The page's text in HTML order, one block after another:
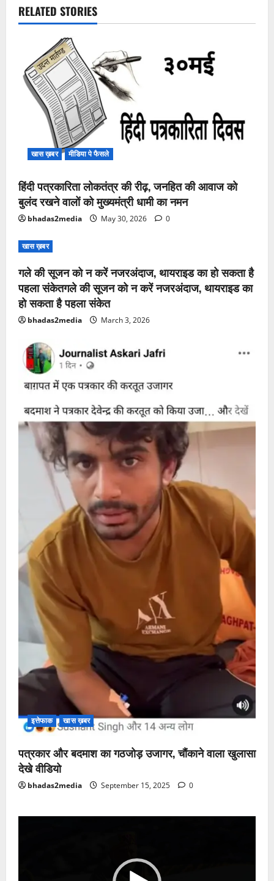
RELATED STORIES
खास ख़बर मीडिया पे फैसले
हिंदी पत्रकारिता लोकतंत्र की रीढ़, जनहित की आवाज को
बुलंद रखने वालों को मुख्यमंत्री धामी का नमन
bhadas2media May 30, 2026 0
खास ख़बर
गले की सूजन को न करें नजरअंदाज, थायराइड का हो सकता है
पहला संकेतगले की सूजन को न करें नजरअंदाज, थायराइड का
हो सकता है पहला संकेत
bhadas2media March 3, 2026
इत्तेफाक खास ख़बर
पत्रकार और बदमाश का गठजोड़ उजागर, चौंकाने वाला खुलासा
देखे वीडियो
bhadas2media September 15, 2025 0